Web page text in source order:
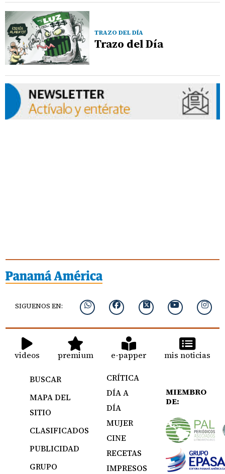
TRAZO DEL DÍA
Trazo del Día
SIGUENOS EN:
videos premium e-papper mis noticias
BUSCAR
MAPA DEL
SITIO
CLASIFICADOS
PUBLICIDAD
GRUPO
CRÍTICA
DÍA A
DÍA
MUJER
CINE
RECETAS
IMPRESOS
MIEMBRO
DE: